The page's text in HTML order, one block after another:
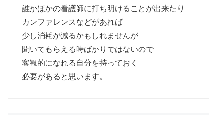
誰かほかの看護師に打ち明けることが出来たり
カンファレンスなどがあれば
少し消耗が減るかもしれませんが
聞いてもらえる時ばかりではないので
客観的になれる自分を持っておく
必要があると思います。